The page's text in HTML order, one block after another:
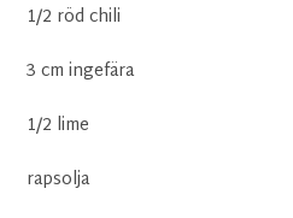
1/2 röd chili
3 cm ingefära
1/2 lime
rapsolja